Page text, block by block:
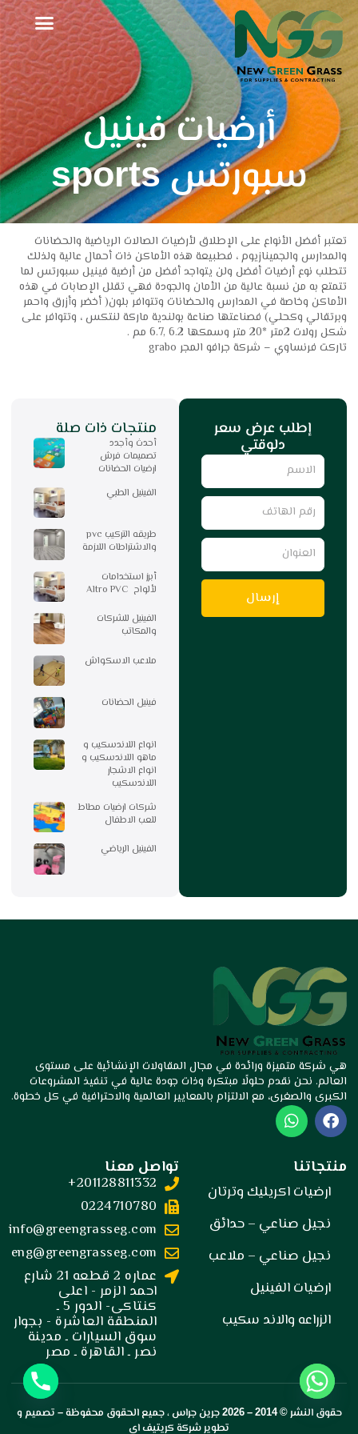
تخطي
إلى
المحتوى
أرضيات فينيل
سبورتس sports
تعتبر أفضل الأنواع على الإطلاق لأرضيات الصالات الرياضية والحضانات
والمدارس والجمينازيوم ، فطبيعة هذه الأماكن ذات أحمال عالية ولذلك
تتطلب نوع أرضيات أفضل ولن يتواجد أفضل من أرضية فينيل سبورتس لما
تتمتع به من نسبة عالية من الأمان والجودة فهي تقلل الإصابات في هذه
الأماكن وخاصة في المدارس والحضانات وتتوافر بلون( أخضر وأزرق واحمر
وبرتقالي وكحلي) فصناعتها صناعة بولندية ماركة لنتكس ، وتتوافر على
شكل رولات 2متر *20 متر وسمكها 6.2 ,6.7 مم .
تاركت فرنساوي – شركة جرافو المجر grabo
إطلب عرض سعر
دلوقتي
Name
رقم
الهاتف
العنوان
إرسال
منتجات ذات صلة
أحدث وأجدد
تصميمات فرش
ارضيات الحضانات
الفينيل الطبي
طريقه التركيب pvc
والاشتراطات اللازمة
أبرز استخدامات
لألواح Altro PVC
الفينيل للشركات
والمكاتب
ملاعب الاسكواش
فينيل الحضانات
انواع اللاندسكيب و
ماهو اللاندسكيب و
انواع الاشجار
اللاندسكيب
شركات ارضيات مطاط
للعب الاطفال
الفينيل الرياضي
هي شركة متميزة ورائدة في مجال المقاولات الإنشائية على مستوى
العالم. نحن نقدم حلولًا مبتكرة وذات جودة عالية في تنفيذ المشروعات
الكبرى والصغرى، مع الالتزام بالمعايير العالمية والاحترافية في كل خطوة.
F
a
c
e
b
o
k
W
h
a
a
p
منتجاتنا
ارضيات اكريليك وترتان
نجيل صناعي – حدائق
نجيل صناعي – ملاعب
ارضيات الفينيل
الزراعه والاند سكيب
تواصل معنا
201128811332+
0224710780
info@greengrasseg.com
eng@greengrasseg.com
عماره 2 قطعه 21 شارع
احمد الزمر - اعلى
كنتاكى- الدور 5 ـ
المنطقة العاشرة - بجوار
سوق السيارات ـ مدينة
نصر ـ القاهرة ـ مصر
حقوق النشر © 2014 – 2026جرين جراس، جميع الحقوق محفوظة – تصميم و
تطويرشركة كريتيف اي